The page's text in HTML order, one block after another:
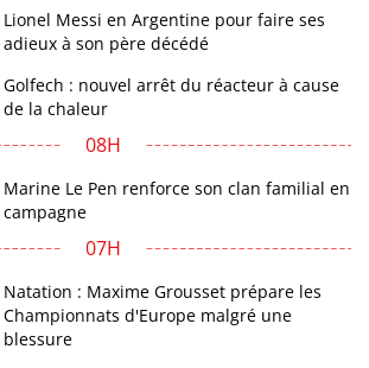
Lionel Messi en Argentine pour faire ses
adieux à son père décédé
Golfech : nouvel arrêt du réacteur à cause
de la chaleur
08H
Marine Le Pen renforce son clan familial en
campagne
07H
Natation : Maxime Grousset prépare les
Championnats d'Europe malgré une
blessure